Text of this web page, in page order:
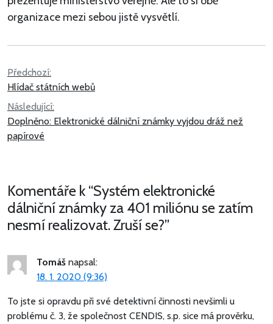
organizace mezi sebou jistě vysvětlí.
Navigace
pro
příspěvek
Předchozí:
Hlídač státních webů
Následující:
Doplněno: Elektronické dálniční známky vyjdou dráž než
papírové
Komentáře k “Systém elektronické
dálniční známky za 401 miliónu se zatím
nesmí realizovat. Zruší se?”
Tomáš napsal:
18. 1. 2020 (9:36)
To jste si opravdu při své detektivní činnosti nevšimli u
problému č. 3, že společnost CENDIS, s.p. sice má prověrku,